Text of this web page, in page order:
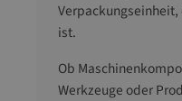
ist.
Ob
Werkzeuge oder